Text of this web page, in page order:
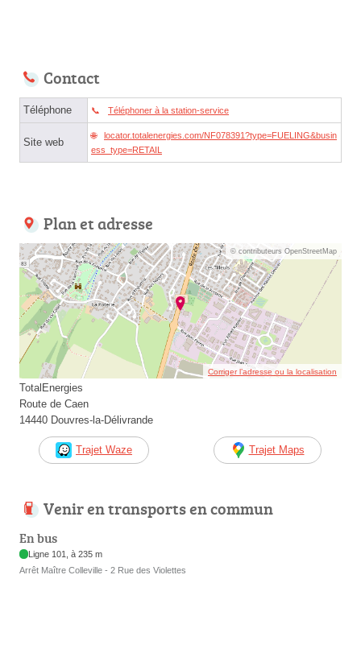
Contact
Téléphone Téléphoner à la station-service
Site web
locator.totalenergies.com/NF078391?type=FUELING&busin
ess_type=RETAIL
Plan et adresse
© contributeurs OpenStreetMap
Corriger l’adresse ou la localisation
TotalEnergies
Route de Caen
14440 Douvres-la-Délivrande
Trajet Waze Trajet Maps
Venir en transports en commun
En bus
Ligne 101, à 235 m
Arrêt Maître Colleville - 2 Rue des Violettes